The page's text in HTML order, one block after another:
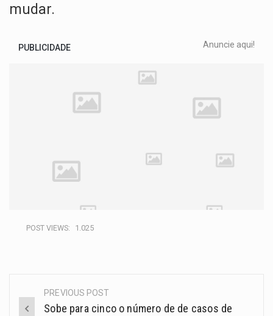
mudar.
PUBLICIDADE Anuncie aqui!
POST VIEWS: 1.025
PREVIOUS POST
Sobe para cinco o número de de casos de